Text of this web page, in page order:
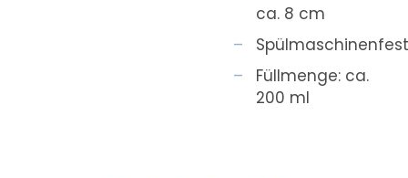
ca. 8 cm
Füllmenge: ca.
200 ml